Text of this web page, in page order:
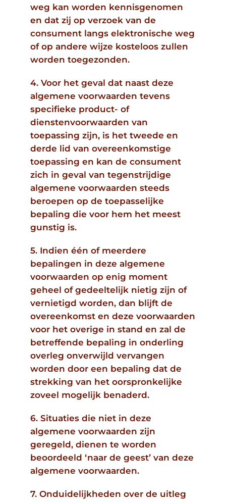
weg kan worden kennisgenomen
en dat zij op verzoek van de
consument langs elektronische weg
of op andere wijze kosteloos zullen
worden toegezonden.
4. Voor het geval dat naast deze
algemene voorwaarden tevens
specifieke product- of
dienstenvoorwaarden van
toepassing zijn, is het tweede en
derde lid van overeenkomstige
toepassing en kan de consument
zich in geval van tegenstrijdige
algemene voorwaarden steeds
beroepen op de toepasselijke
bepaling die voor hem het meest
gunstig is.
5. Indien één of meerdere
bepalingen in deze algemene
voorwaarden op enig moment
geheel of gedeeltelijk nietig zijn of
vernietigd worden, dan blijft de
overeenkomst en deze voorwaarden
voor het overige in stand en zal de
betreffende bepaling in onderling
overleg onverwijld vervangen
worden door een bepaling dat de
strekking van het oorspronkelijke
zoveel mogelijk benaderd.
6. Situaties die niet in deze
algemene voorwaarden zijn
geregeld, dienen te worden
beoordeeld ‘naar de geest’ van deze
algemene voorwaarden.
7. Onduidelijkheden over de uitleg